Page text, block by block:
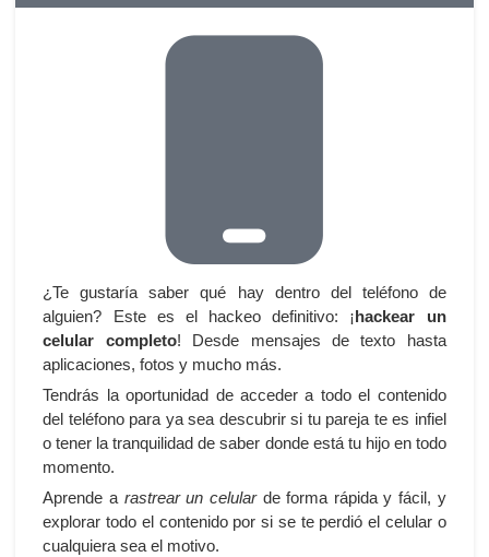
¿Te gustaría saber qué hay dentro del teléfono de
alguien? Este es el hackeo definitivo: ¡hackear un
celular completo! Desde mensajes de texto hasta
aplicaciones, fotos y mucho más.
Tendrás la oportunidad de acceder a todo el contenido
del teléfono para ya sea descubrir si tu pareja te es infiel
o tener la tranquilidad de saber donde está tu hijo en todo
momento.
Aprende a rastrear un celularde forma rápida y fácil, y
explorar todo el contenido por si se te perdió el celular o
cualquiera sea el motivo.